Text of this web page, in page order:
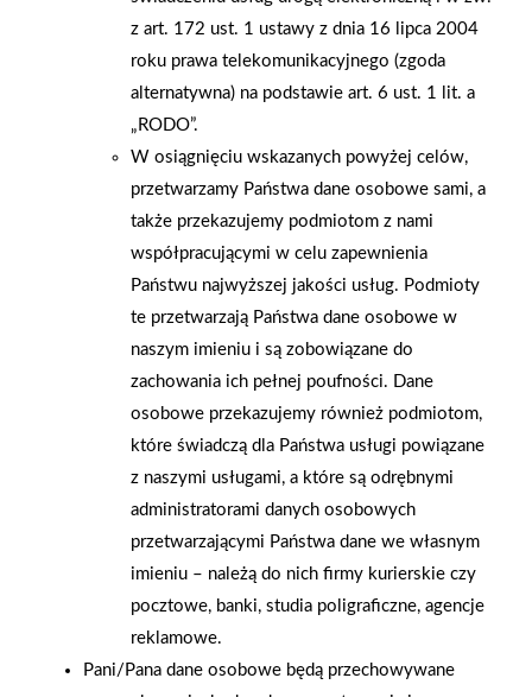
AKTUALNOŚCI
firmowa eSkarbonka na
rzecz gastroenterologii
dziecięcej
Grupy PSB. Sieć kończy
rok strategicznym
rebrandingu
z art. 172 ust. 1 ustawy z dnia 16 lipca 2004
roku prawa telekomunikacyjnego (zgoda
alternatywna) na podstawie art. 6 ust. 1 lit. a
„RODO”.
W osiągnięciu wskazanych powyżej celów,
przetwarzamy Państwa dane osobowe sami, a
także przekazujemy podmiotom z nami
współpracującymi w celu zapewnienia
Państwu najwyższej jakości usług. Podmioty
te przetwarzają Państwa dane osobowe w
naszym imieniu i są zobowiązane do
zachowania ich pełnej poufności. Dane
osobowe przekazujemy również podmiotom,
które świadczą dla Państwa usługi powiązane
z naszymi usługami, a które są odrębnymi
administratorami danych osobowych
przetwarzającymi Państwa dane we własnym
imieniu – należą do nich firmy kurierskie czy
pocztowe, banki, studia poligraficzne, agencje
reklamowe.
Pani/Pana dane osobowe będą przechowywane